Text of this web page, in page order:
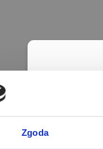
Zgoda